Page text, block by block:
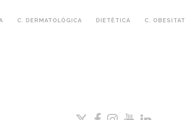
C. DERMATOLÒGICA DIETÈTICA C. OBESITAT